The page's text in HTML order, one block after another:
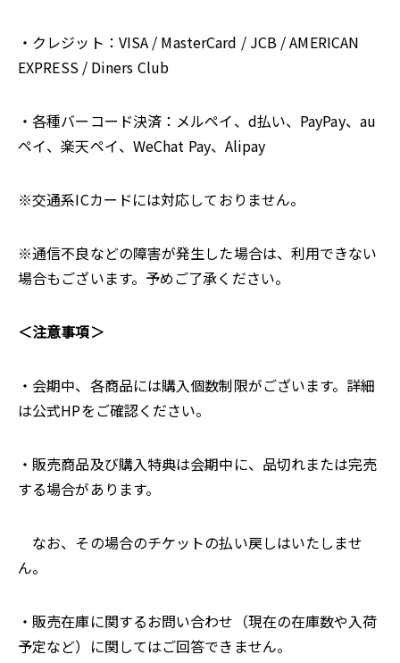
・クレジット：VISA / MasterCard / JCB / AMERICAN
EXPRESS / Diners Club
・各種バーコード決済：メルペイ、d払い、PayPay、au
ペイ、楽天ペイ、WeChat Pay、Alipay
※交通系ICカードには対応しておりません。
※通信不良などの障害が発生した場合は、利用できない
場合もございます。予めご了承ください。
＜注意事項＞
・会期中、各商品には購入個数制限がございます。詳細
は公式HPをご確認ください。
・販売商品及び購入特典は会期中に、品切れまたは完売
する場合があります。
なお、その場合のチケットの払い戻しはいたしませ
ん。
・販売在庫に関するお問い合わせ（現在の在庫数や入荷
予定など）に関してはご回答できません。